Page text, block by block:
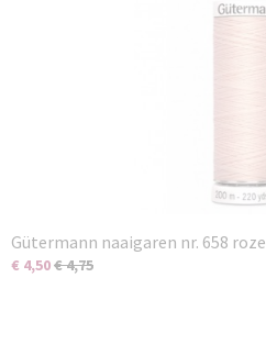
Gütermann naaigaren nr. 658 roze
€ 4,50€ 4,75